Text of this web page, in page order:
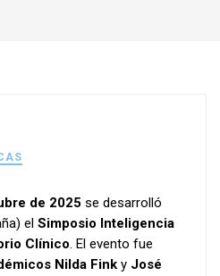
de 2025 se desarrolló
el Simposio Inteligencia
Clínico. El evento fue
Nilda Fink y José